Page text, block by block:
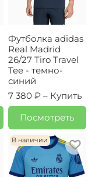
Футболка adidas
Real Madrid
26/27 Tiro Travel
Tee - темно-
синий
7 380 ₽ – Купить
Посмотреть
В наличии